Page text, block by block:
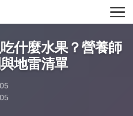
什麼水果？營養師
地雷清單